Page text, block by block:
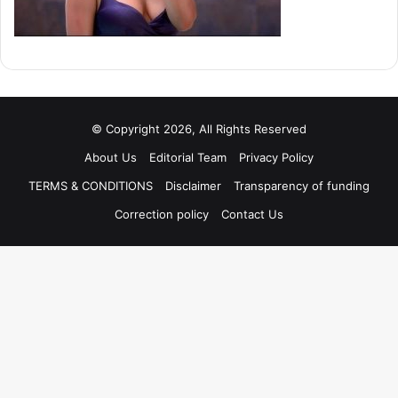
© Copyright 2026, All Rights Reserved
About Us
Editorial Team
Privacy Policy
TERMS & CONDITIONS
Disclaimer
Transparency of funding
Correction policy
Contact Us